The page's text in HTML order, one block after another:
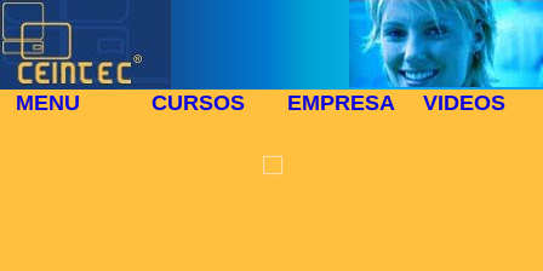
MENU CURSOS EMPRESA VIDEOS
⬜